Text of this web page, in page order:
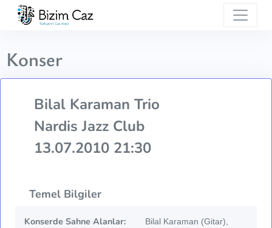
Konser
Bilal Karaman Trio
Nardis Jazz Club
13.07.2010 21:30
Temel Bilgiler
Konserde Sahne Alanlar:
Bilal Karaman (Gitar),